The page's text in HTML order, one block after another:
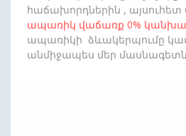
հաճախորդներին , այսուհետ
ապառիկ վաճառք 0%
ապառիկի ձևակերպումը
անմիջապես մեր